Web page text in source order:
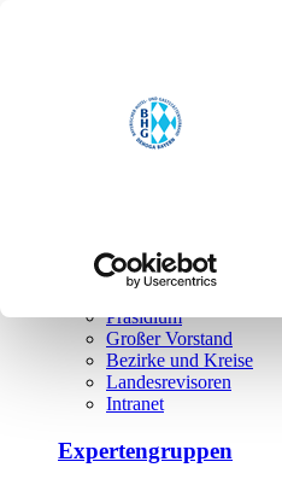
Hauptamt
Bezirks- und
Ehrenamt
Präsidium
Großer Vorstand
Bezirke und Kreise
Landesrevisoren
Intranet
Expertengruppen